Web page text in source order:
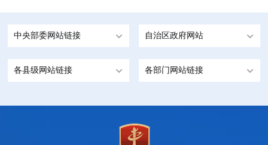
中央部委网站链接 自治区政府网站
各县级网站链接 各部门网站链接